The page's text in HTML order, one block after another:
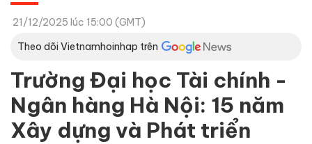
21/12/2025 lúc 15:00 (GMT)
Theo dõi Vietnamhoinhap trên
Trường Đại học Tài chính -
Ngân hàng Hà Nội: 15 năm
Xây dựng và Phát triển